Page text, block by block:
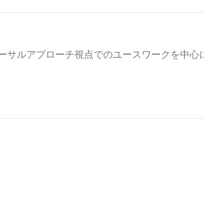
ルアプローチ視点でのユースワークを中